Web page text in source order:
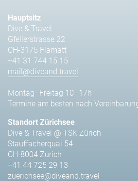
Hauptsitz
Dive & Travel
Gfellerstrasse 22
CH-3175 Flamatt
+41 31 744 15 15
mail@diveand.travel
Montag–Freitag 10–17h
Termine am besten nach
Standort Zürichsee
Dive & Travel @ TSK Zürich
Stauffacherquai 54
CH-8004 Zürich
+41 44 725 29 13
zuerichsee@diveand.travel